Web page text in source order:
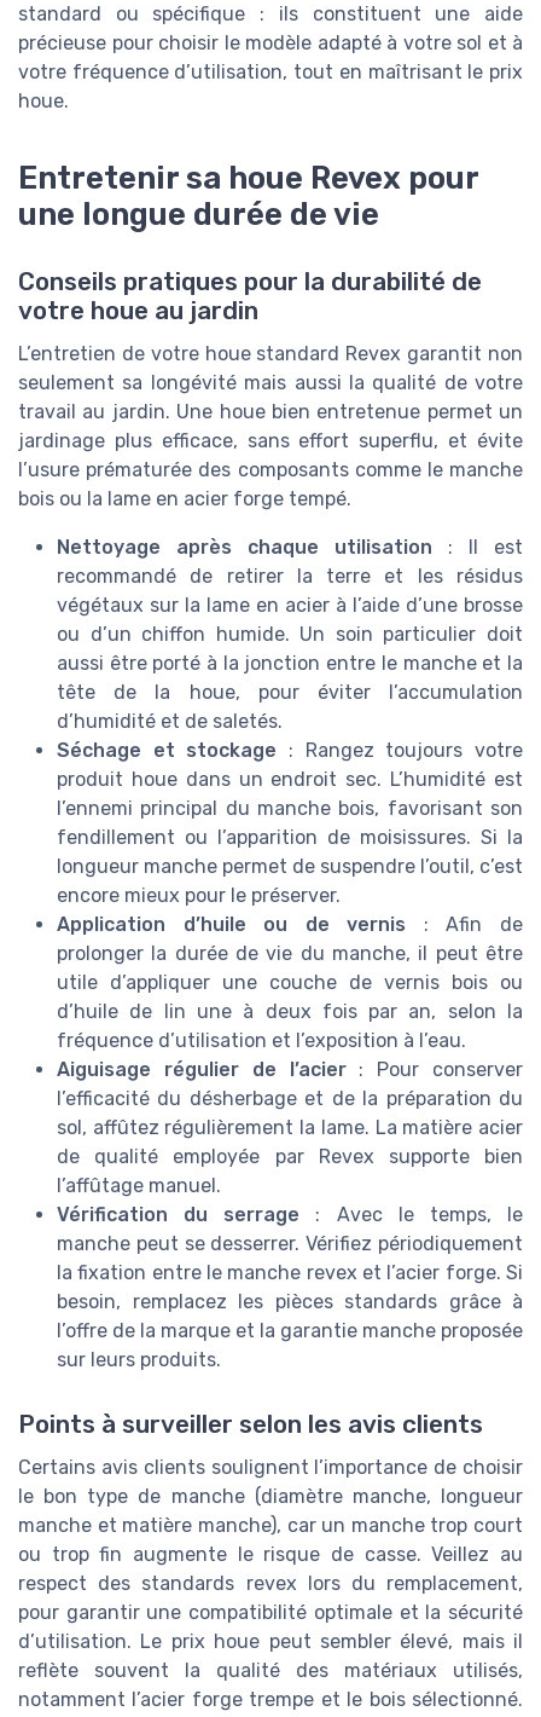
standard ou spécifique : ils constituent une aide
précieuse pour choisir le modèle adapté à votre sol et à
votre fréquence d’utilisation, tout en maîtrisant le prix
houe.
Entretenir sa houe Revex pour
une longue durée de vie
Conseils pratiques pour la durabilité de
votre houe au jardin
L’entretien de votre houe standard Revex garantit non
seulement sa longévité mais aussi la qualité de votre
travail au jardin. Une houe bien entretenue permet un
jardinage plus efficace, sans effort superflu, et évite
l’usure prématurée des composants comme le manche
bois ou la lame en acier forge tempé.
Nettoyage après chaque utilisation : Il est
recommandé de retirer la terre et les résidus
végétaux sur la lame en acier à l’aide d’une brosse
ou d’un chiffon humide. Un soin particulier doit
aussi être porté à la jonction entre le manche et la
tête de la houe, pour éviter l’accumulation
d’humidité et de saletés.
Séchage et stockage : Rangez toujours votre
produit houe dans un endroit sec. L’humidité est
l’ennemi principal du manche bois, favorisant son
fendillement ou l’apparition de moisissures. Si la
longueur manche permet de suspendre l’outil, c’est
encore mieux pour le préserver.
Application d’huile ou de vernis : Afin de
prolonger la durée de vie du manche, il peut être
utile d’appliquer une couche de vernis bois ou
d’huile de lin une à deux fois par an, selon la
fréquence d’utilisation et l’exposition à l’eau.
Aiguisage régulier de l’acier: Pour conserver
l’efficacité du désherbage et de la préparation du
sol, affûtez régulièrement la lame. La matière acier
de qualité employée par Revex supporte bien
l’affûtage manuel.
Vérification du serrage : Avec le temps, le
manche peut se desserrer. Vérifiez périodiquement
la fixation entre le manche revex et l’acier forge. Si
besoin, remplacez les pièces standards grâce à
l’offre de la marque et la garantie manche proposée
sur leurs produits.
Points à surveiller selon les avis clients
Certains avis clients soulignent l’importance de choisir
le bon type de manche (diamètre manche, longueur
manche et matière manche), car un manche trop court
ou trop fin augmente le risque de casse. Veillez au
respect des standards revex lors du remplacement,
pour garantir une compatibilité optimale et la sécurité
d’utilisation. Le prix houe peut sembler élevé, mais il
reflète souvent la qualité des matériaux utilisés,
notamment l’acier forge trempe et le bois sélectionné.